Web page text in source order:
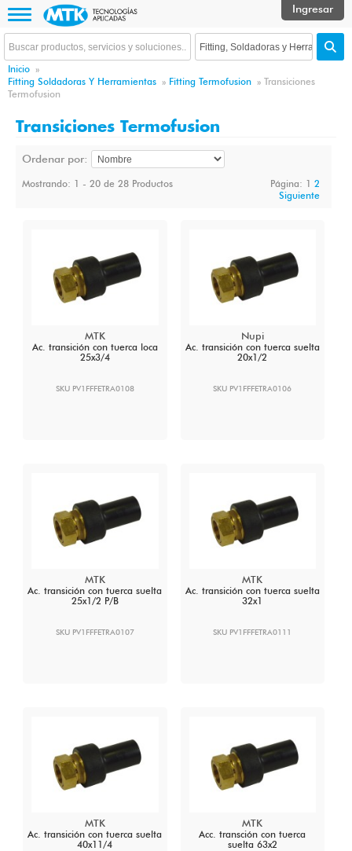
Inicio »
Fitting Soldadoras Y Herramientas » Fitting Termofusion » Transiciones
Termofusion
Transiciones Termofusion
Ordenar por:
Mostrando: 1 - 20 de 28 Productos Página: 12
Siguiente
MTK
Ac. transición con tuerca loca
25x3/4
SKU PV1FFFETRA0108
Nupi
Ac. transición con tuerca suelta
20x1/2
SKU PV1FFFETRA0106
MTK
Ac. transición con tuerca suelta
25x1/2 P/B
SKU PV1FFFETRA0107
MTK
Ac. transición con tuerca suelta
32x1
SKU PV1FFFETRA0111
MTK
Ac. transición con tuerca suelta
40x11/4
MTK
Acc. transción con tuerca
suelta 63x2